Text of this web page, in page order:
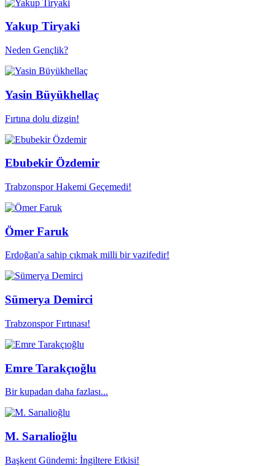
Yakup Tiryaki
Neden Gençlik?
Yasin Büyükhellaç
Fırtına dolu dizgin!
Ebubekir Özdemir
Trabzonspor Hakemi Geçemedi!
Ömer Faruk
Erdoğan'a sahip çıkmak milli bir vazifedir!
Sümerya Demirci
Trabzonspor Fırtınası!
Emre Tarakçıoğlu
Bir kupadan daha fazlası...
M. Sarıalioğlu
Başkent Gündemi: İngiltere Etkisi!